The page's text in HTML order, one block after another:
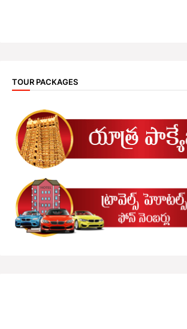
TOUR PACKAGES